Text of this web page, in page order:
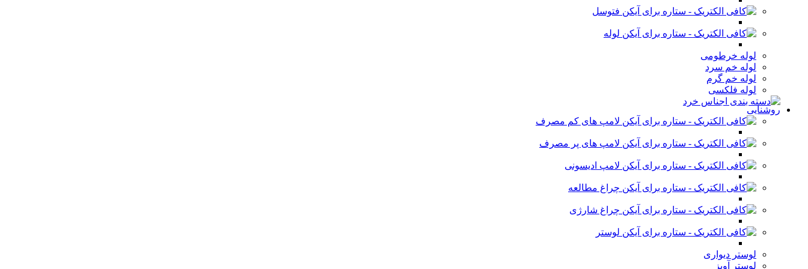
فتوسل
لوله
لوله خرطومی
لوله خم سرد
لوله خم گرم
لوله فلکسی
روشنایی
لامپ های کم مصرف
لامپ های پر مصرف
لامپ ادیسونی
چراغ مطالعه
چراغ شارژی
لوستر
لوستر دیواری
لوستر آویز